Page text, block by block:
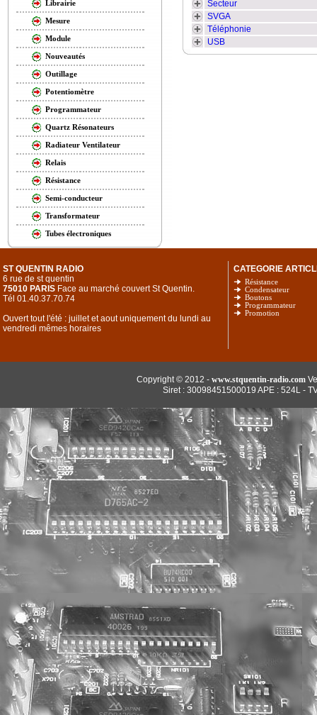
Librairie
Mesure
Module
Nouveautés
Outillage
Potentiomètre
Programmateur
Quartz Résonateurs
Radiateur Ventilateur
Relais
Résistance
Semi-conducteur
Transformateur
Tubes électroniques
Secteur
SVGA
Téléphonie
USB
ST QUENTIN RADIO
6 rue de st quentin
75010 PARIS Face au marché couvert St Quentin.
Tél 01.40.37.70.74
Ouvert tout l'été : juillet et aout uniquement du lundi au
vendredi mêmes horaires
CATEGORIE
Résistance
Condensateur
Boutons
Programmateur
Promotion
Copyright © 2012 - www.stquentin-radio.com
Siret : 30098451500019 APE : 524L -